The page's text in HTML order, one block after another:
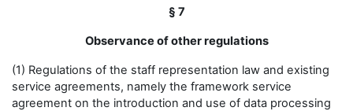
§ 7
Observance of other regulations
(1) Regulations of the staff representation law and existing
service agreements, namely the framework service
agreement on the introduction and use of data processing